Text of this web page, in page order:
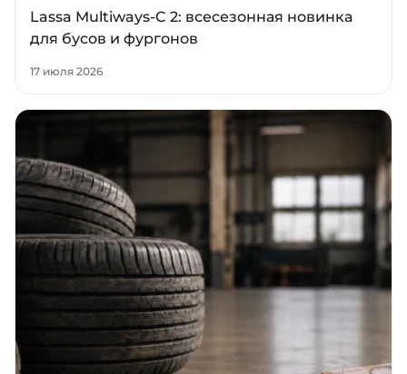
17 июля 2026
Lassa Multiways-C 2: всесезонная новинка
для бусов и фургонов